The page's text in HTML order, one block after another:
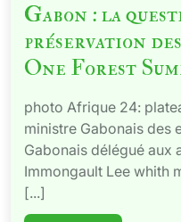
Gabon : la
préservation
One Forest
photo Afrique 24:
ministre Gabonais des
Gabonais délégué aux
Immongault Lee whith
[...]